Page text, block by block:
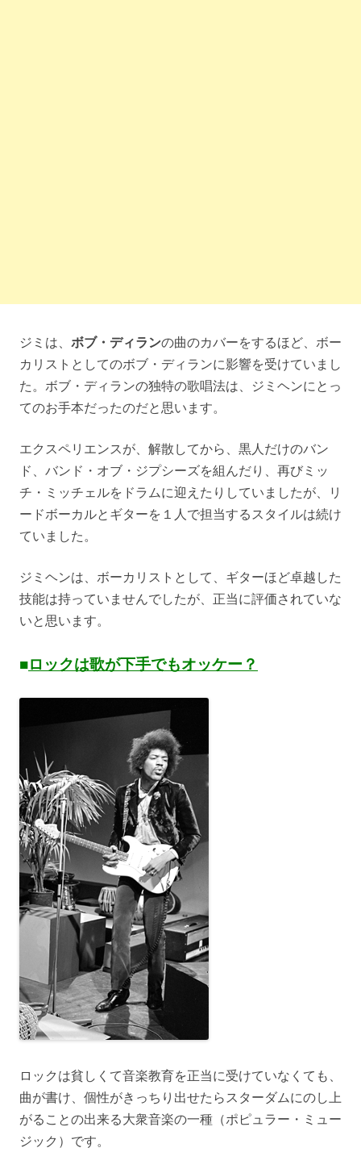
ジミは、 ボブ・ディランの曲のカバーをするほど、ボー
カリストとしてのボブ・ディランに影響を受けていまし
た。ボブ・ディランの独特の歌唱法は、ジミヘンにとっ
てのお手本だったのだと思います。
エクスペリエンスが、解散してから、黒人だけのバン
ド、バンド・オブ・ジプシーズを組んだり、再びミッ
チ・ミッチェルをドラムに迎えたりしていましたが、リ
ードボーカルとギターを１人で担当するスタイルは続け
ていました。
ジミヘンは、ボーカリストとして、ギターほど卓越した
技能は持っていませんでしたが、正当に評価されていな
いと思います。
■ロックは歌が下手でもオッケー？
ロックは貧しくて音楽教育を正当に受けていなくても、
曲が書け、個性がきっちり出せたらスターダムにのし上
がることの出来る大衆音楽の一種（ポピュラー・ミュー
ジック）です。